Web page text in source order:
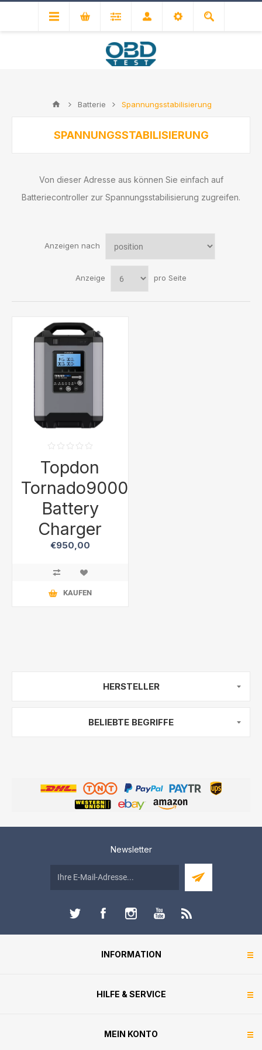
Batterie Spannungsstabilisierung
SPANNUNGSSTABILISIERUNG
Von dieser Adresse aus können Sie einfach auf
Batteriecontroller zur Spannungsstabilisierung zugreifen.
Anzeigen nach
Anzeige pro Seite
Topdon
Tornado90000
Battery
Charger
€950,00
KAUFEN
HERSTELLER
BELIEBTE BEGRIFFE
Newsletter
INFORMATION
HILFE & SERVICE
MEIN KONTO